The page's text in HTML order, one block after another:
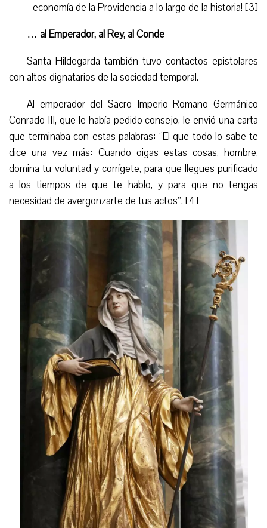
economía de la Providencia a lo largo de la historia! [3]
… al Emperador, al Rey, al Conde
Santa Hildegarda también tuvo contactos epistolares
con altos dignatarios de la sociedad temporal.
Al emperador del Sacro Imperio Romano Germánico
Conrado III, que le había pedido consejo, le envió una carta
que terminaba con estas palabras: “El que todo lo sabe te
dice una vez más: Cuando oigas estas cosas, hombre,
domina tu voluntad y corrígete, para que llegues purificado
a los tiempos de que te hablo, y para que no tengas
necesidad de avergonzarte de tus actos”. [4]